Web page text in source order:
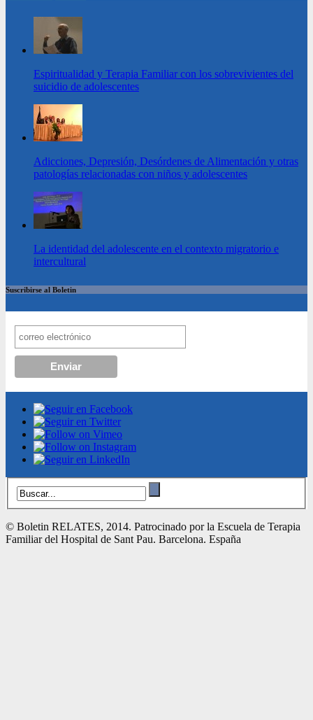
Espiritualidad y Terapia Familiar con los sobrevivientes del
suicidio de adolescentes
Adicciones, Depresión, Desórdenes de Alimentación y otras
patologías relacionadas con niños y adolescentes
La identidad del adolescente en el contexto migratorio e
intercultural
Suscribirse al Boletin
© Boletin RELATES, 2014. Patrocinado por la Escuela de Terapia
Familiar del Hospital de Sant Pau. Barcelona. España